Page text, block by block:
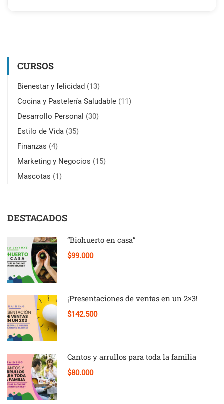
CURSOS
Bienestar y felicidad (13)
Cocina y Pastelería Saludable (11)
Desarrollo Personal (30)
Estilo de Vida (35)
Finanzas (4)
Marketing y Negocios (15)
Mascotas (1)
DESTACADOS
“Biohuerto en casa”
$99.000
¡Presentaciones de ventas en un 2×3!
$142.500
Cantos y arrullos para toda la familia
$80.000